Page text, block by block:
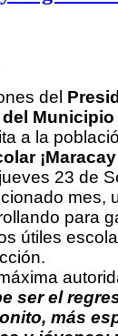
del
Municipio
a la
23 de
mes,
para
útiles
ser el
más